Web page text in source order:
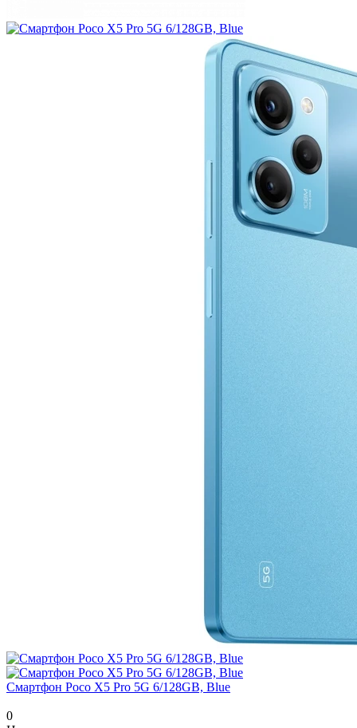
Смартфон Poco X5 Pro 5G 6/128GB, Blue
0